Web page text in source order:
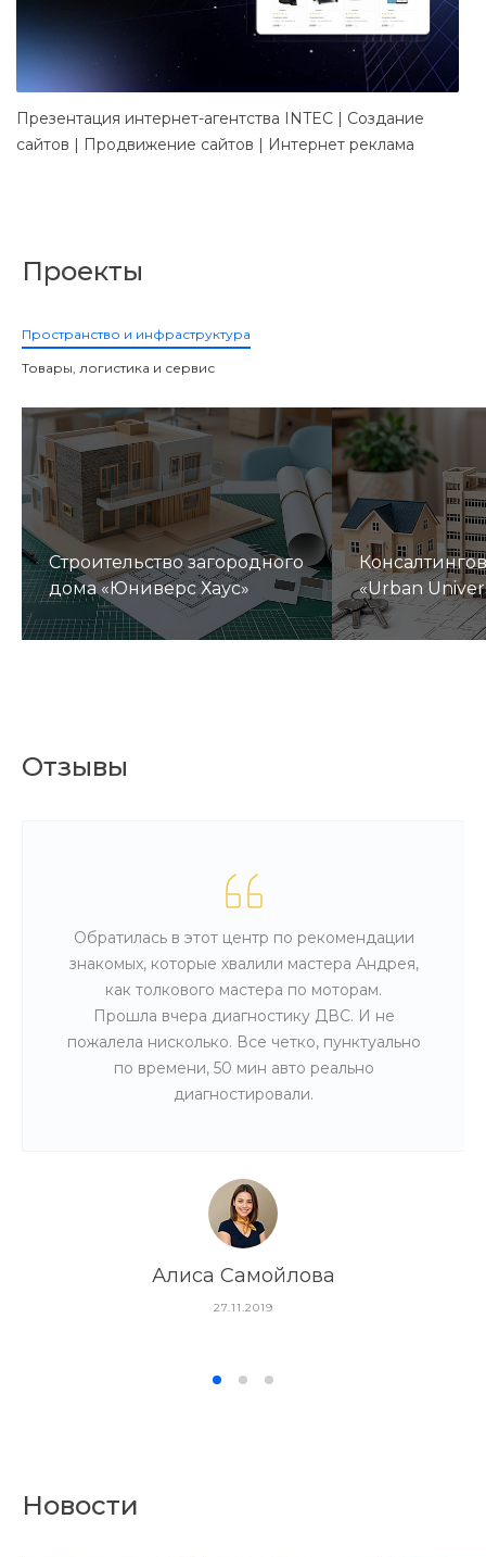
Презентация интернет-агентства INTEC | Создание
сайтов | Продвижение сайтов | Интернет реклама
Проекты
Пространство и инфраструктура
Товары, логистика и сервис
Строительство загородного
дома «Юниверс Хаус»
«Urban
Отзывы
Обратилась в этот центр по рекомендации
знакомых, которые хвалили мастера Андрея,
как толкового мастера по моторам.
Прошла вчера диагностику ДВС. И не
пожалела нисколько. Все четко, пунктуально
по времени, 50 мин авто реально
диагностировали.
Алиса Самойлова
27.11.2019
Новости